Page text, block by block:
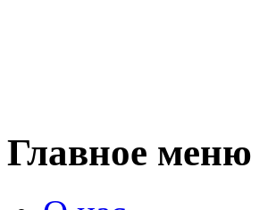
Главное меню